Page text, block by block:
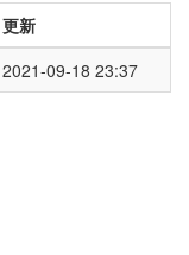
更新
2021-09-18 23:37